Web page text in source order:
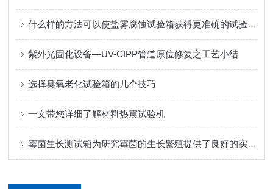
什么样的方法可以使盐雾腐蚀试验箱获得更准确的试验数据
紫外光固化设备—UV-CIPP管道原位修复之工艺小结
选择臭氧老化试验箱的几个技巧
一文带您详细了解材料热震试验机
霉菌生长测试箱为研究霉菌的生长繁殖提供了良好的实验环境